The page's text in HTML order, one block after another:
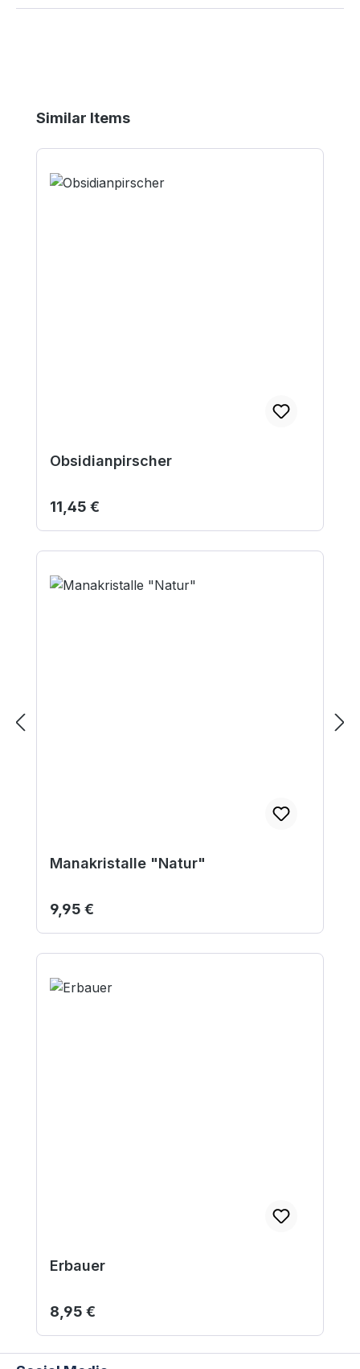
Produktgalerie überspringen
Similar Items
Obsidianpirscher
Regulärer Preis:
11,45 €
Manakristalle "Natur"
Regulärer Preis:
9,95 €
Erbauer
Regulärer Preis:
8,95 €